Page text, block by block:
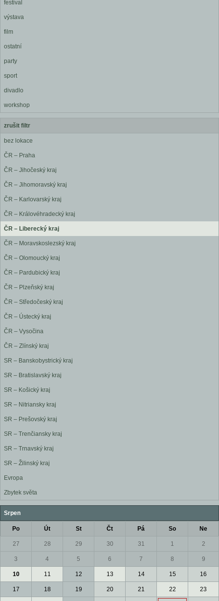
festival
výstava
film
ostatní
party
sport
divadlo
workshop
zrušit filtr
bez lokace
ČR – Praha
ČR – Jihočeský kraj
ČR – Jihomoravský kraj
ČR – Karlovarský kraj
ČR – Královéhradecký kraj
ČR – Liberecký kraj
ČR – Moravskoslezský kraj
ČR – Olomoucký kraj
ČR – Pardubický kraj
ČR – Plzeňský kraj
ČR – Středočeský kraj
ČR – Ústecký kraj
ČR – Vysočina
ČR – Zlínský kraj
SR – Banskobystrický kraj
SR – Bratislavský kraj
SR – Košický kraj
SR – Nitriansky kraj
SR – Prešovský kraj
SR – Trenčiansky kraj
SR – Trnavský kraj
SR – Žilinský kraj
Evropa
Zbytek světa
Srpen
Po Út St Čt Pá So Ne
27 28 29 30 31 1 2
3 4 5 6 7 8 9
10 11 12 13 14 15 16
17 18 19 20 21 22 23